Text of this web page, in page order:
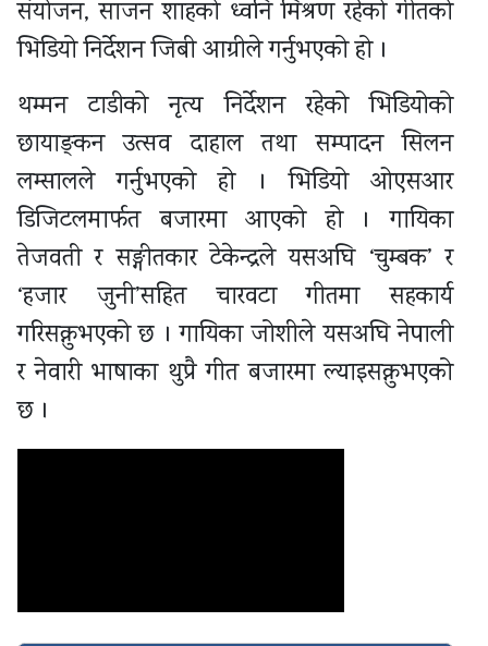
संयोजन, साजन शाहको ध्वनि मिश्रण रहेको गीतको
भिडियो निर्देशन जिबी आग्रीले गर्नुभएको हो ।
थम्मन टाडीको नृत्य निर्देशन रहेको भिडियोको
छायाङ्कन उत्सव दाहाल तथा सम्पादन सिलन
लम्सालले गर्नुभएको हो । भिडियो ओएसआर
डिजिटलमार्फत बजारमा आएको हो । गायिका
तेजवती र सङ्गीतकार टेकेन्द्रले यसअघि ‘चुम्बक’ र
‘हजार जुनी’सहित चारवटा गीतमा सहकार्य
गरिसक्नुभएको छ । गायिका जोशीले यसअघि नेपाली
र नेवारी भाषाका थुप्रै गीत बजारमा ल्याइसक्नुभएको
छ ।